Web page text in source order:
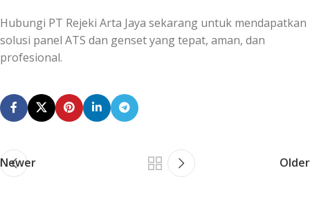
Hubungi PT Rejeki Arta Jaya sekarang untuk mendapatkan
solusi panel ATS dan genset yang tepat, aman, dan
profesional.
Newer Older